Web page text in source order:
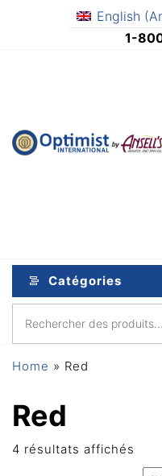
English (
1-
Catégories
Home » Red
Red
4 résultats affichés
par